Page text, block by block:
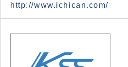
http://www.ichican.com/